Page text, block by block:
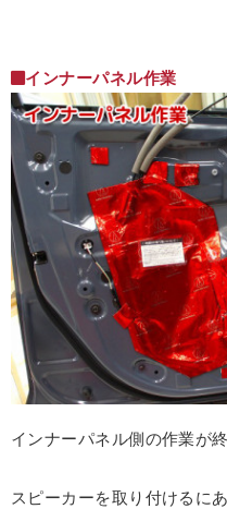
インナーパネル作業
インナーパネル側の作業が
スピーカーを取り付けるに